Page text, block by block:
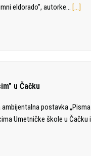
eldorado”, autorke… […]
u Čačku
ambijentalna postavka „Pisma
Umetničke škole u Čačku i